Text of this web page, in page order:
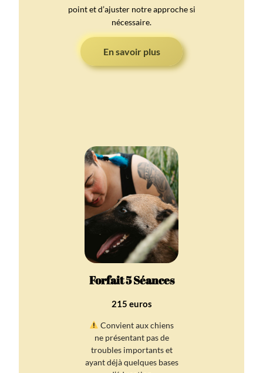
point et d’ajuster notre approche si
nécessaire.
En savoir plus
Forfait 5 Séances
215 euros
Convient aux chiens
ne présentant pas de
troubles importants et
ayant déjà quelques bases